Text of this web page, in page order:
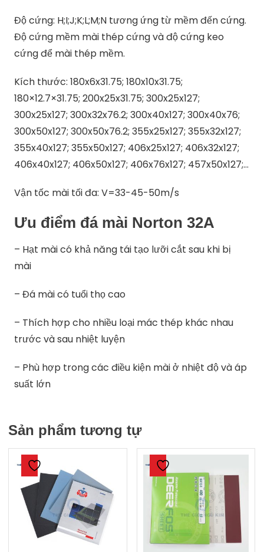
Độ cứng: H;I;J;K;L;M;N tương ứng từ mềm đến cứng.
Độ cứng mềm mài thép cứng và độ cứng keo
cứng để mài thép mềm.
Kích thước: 180x6x31.75; 180x10x31.75;
180×12.7×31.75; 200x25x31.75; 300x25x127;
300x25x127; 300x32x76.2; 300x40x127; 300x40x76;
300x50x127; 300x50x76.2; 355x25x127; 355x32x127;
355x40x127; 355x50x127; 406x25x127; 406x32x127;
406x40x127; 406x50x127; 406x76x127; 457x50x127;…
Vận tốc mài tối đa: V=33-45-50m/s
Ưu điểm đá mài Norton 32A
– Hạt mài có khả năng tái tạo lưỡi cắt sau khi bị
mài
– Đá mài có tuổi thọ cao
– Thích hợp cho nhiều loại mác thép khác nhau
trước và sau nhiệt luyện
– Phù hợp trong các điều kiện mài ở nhiệt độ và áp
suất lớn
Sản phẩm tương tự